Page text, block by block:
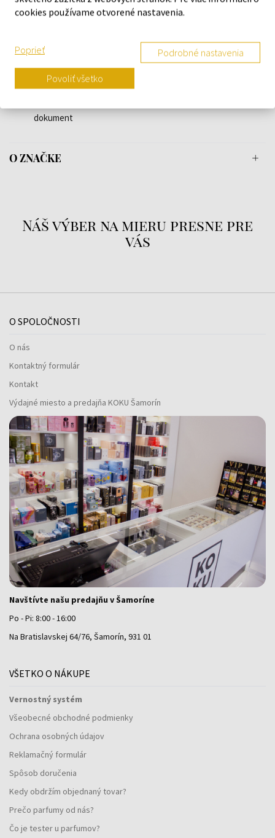
Materiál remienku: Titan
Šírka uchytenia: 14
Spona: Klip spona
Max obvod zápästia: 190
Hmotnosť predmetu: 0,02
dokument
O ZNAČKE
Náš výber na mieru presne pre
vás
O SPOLOČNOSTI
O nás
Kontaktný formulár
Kontakt
Výdajné miesto a predajňa KOKU Šamorín
Navštívte našu predajňu v Šamoríne
Po - Pi: 8:00 - 16:00
Na Bratislavskej 64/76, Šamorín, 931 01
VŠETKO O NÁKUPE
Vernostný systém
Všeobecné obchodné podmienky
Ochrana osobných údajov
Reklamačný formulár
Spôsob doručenia
Kedy obdržím objednaný tovar?
Prečo parfumy od nás?
Čo je tester u parfumov?
cookies používame otvorené nastavenia.
Poprieť Podrobné nastavenia
Povoliť všetko